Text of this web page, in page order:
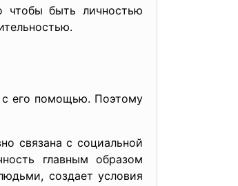
чтобы быть личностью
с его помощью. Поэтому
связана с социальной
главным образом
создает условия